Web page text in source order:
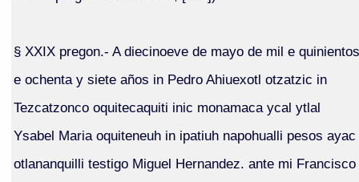
§ XXIX pregon.- A diecinoeve de mayo de mil e quinientos
e ochenta y siete años in Pedro Ahiuexotl otzatzic in
Tezcatzonco oquitecaquiti inic monamaca ycal ytlal
Ysabel Maria oquiteneuh in ipatiuh napohualli pesos ayac
otlananquilli testigo Miguel Hernandez. ante mi Francisco